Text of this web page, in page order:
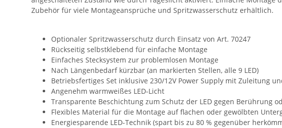
Zubehör für viele Montageansprüche und Spritzwasserschutz erhältlich.
Optionaler Spritzwasserschutz durch Einsatz von Art. 70247
Rückseitig selbstklebend für einfache Montage
Einfaches Stecksystem zur problemlosen Montage
Nach Längenbedarf kürzbar (an markierten Stellen, alle 9 LED)
Betriebsfertiges Set inklusive 230/12V Power Supply mit Zuleitung
Angenehm warmweißes LED-Licht
Transparente Beschichtung zum Schutz der LED gegen Berührung
Flexibles Material für die Montage auf flachen oder gewölbten
Energiesparende LED-Technik (spart bis zu 80 % gegenüber